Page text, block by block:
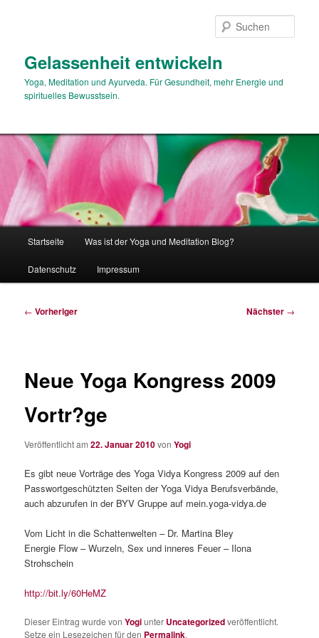
Gelassenheit entwickeln
Yoga, Meditation und Ayurveda. Für Gesundheit, mehr Energie und
spirituelles Bewusstsein.
Startseite Was ist der Yoga und Meditation Blog?
Datenschutz Impressum
Beitragsnavigation
← Vorheriger Nächster →
Neue Yoga Kongress 2009
Vortr?ge
Veröffentlicht am22. Januar 2010vonYogi
Es gibt neue Vorträge des Yoga Vidya Kongress 2009 auf den
Passwortgeschützten Seiten der Yoga Vidya Berufsverbände,
auch abzurufen in der BYV Gruppe auf mein.yoga-vidya.de
Vom Licht in die Schattenwelten – Dr. Martina Bley
Energie Flow – Wurzeln, Sex und inneres Feuer – Ilona
Strohschein
http://bit.ly/60HeMZ
Dieser Eintrag wurde vonYogiunter Uncategorizedveröffentlicht.
Setze ein Lesezeichen für den Permalink.